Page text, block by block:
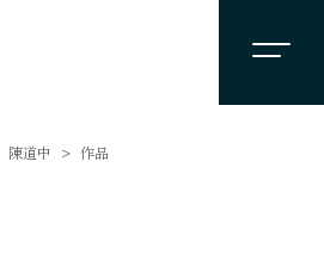
陳道中 作品